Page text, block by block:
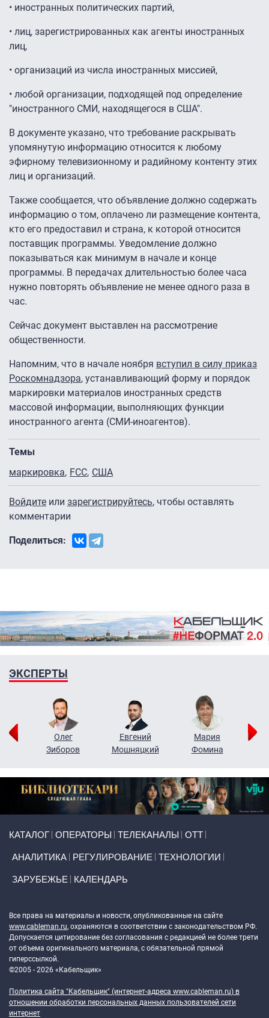
• иностранных политических партий,
• лиц, зарегистрированных как агенты иностранных
лиц,
• организаций из числа иностранных миссией,
• любой организации, подходящей под определение
"иностранного СМИ, находящегося в США".
В документе указано, что требование раскрывать
упомянутую информацию относится к любому
эфирному телевизионному и радийному контенту этих
лиц и организаций.
Также сообщается, что объявление должно содержать
информацию о том, оплачено ли размещение контента,
кто его предоставил и страна, к которой относится
поставщик программы. Уведомление должно
показываться как минимум в начале и конце
программы. В передачах длительностью более часа
нужно повторять объявление не менее одного раза в
час.
Сейчас документ выставлен на рассмотрение
общественности.
Напомним, что в начале ноября вступил в силу приказ
Роскомнадзора, устанавливающий форму и порядок
маркировки материалов иностранных средств
массовой информации, выполняющих функции
иностранного агента (СМИ-иноагентов).
Темы
маркировка FCC США
Войдите или зарегистрируйтесь, чтобы оставлять
комментарии
Поделиться:
ЭКСПЕРТЫ
Олег
Зиборов
Евгений
Мошняцкий
Мария
Фомина
КАТАЛОГ ОПЕРАТОРЫ ТЕЛЕКАНАЛЫ ОТТ
АНАЛИТИКА РЕГУЛИРОВАНИЕ ТЕХНОЛОГИИ
ЗАРУБЕЖЬЕ КАЛЕНДАРЬ
Все права на материалы и новости, опубликованные на сайте
www.cableman.ru, охраняются в соответствии с законодательством РФ.
Допускается цитирование без согласования с редакцией не более трети
от объема оригинального материала, с обязательной прямой
гиперссылкой.
©2005 - 2026 «Кабельщик»
Политика сайта "Кабельщик" (интернет-адреса www.cableman.ru) в
отношении обработки персональных данных пользователей сети
интернет